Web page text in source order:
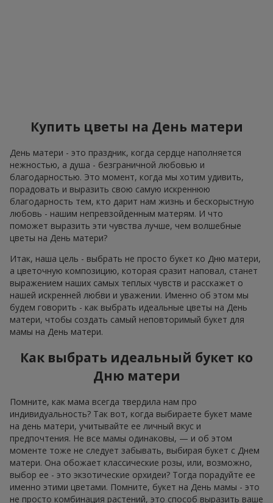
Купить цветы на День матери
День матери - это праздник, когда сердце наполняется
нежностью, а душа - безграничной любовью и
благодарностью. Это момент, когда мы хотим удивить,
порадовать и выразить свою самую искреннюю
благодарность тем, кто дарит нам жизнь и бескорыстную
любовь - нашим непревзойденным матерям. И что
поможет выразить эти чувства лучше, чем волшебные
цветы на День матери?
Итак, наша цель - выбрать не просто букет ко Дню матери,
а цветочную композицию, которая сразит наповал, станет
выражением наших самых теплых чувств и расскажет о
нашей искренней любви и уважении. Именно об этом мы
будем говорить - как выбрать идеальные цветы на День
матери, чтобы создать самый неповторимый букет для
мамы на День матери.
Как выбрать идеальный букет ко
Дню матери
Помните, как мама всегда твердила нам про
индивидуальность? Так вот, когда выбираете букет маме
на день матери, учитывайте ее личный вкус и
предпочтения. Не все мамы одинаковы, — и об этом
моменте тоже не следует забывать, выбирая букет с Днем
матери. Она обожает классические розы, или, возможно,
выбор ее - это экзотические орхидеи? Тогда порадуйте ее
именно этими цветами. Помните, букет на День мамы - это
не просто комбинация растений, это способ выразить ваше